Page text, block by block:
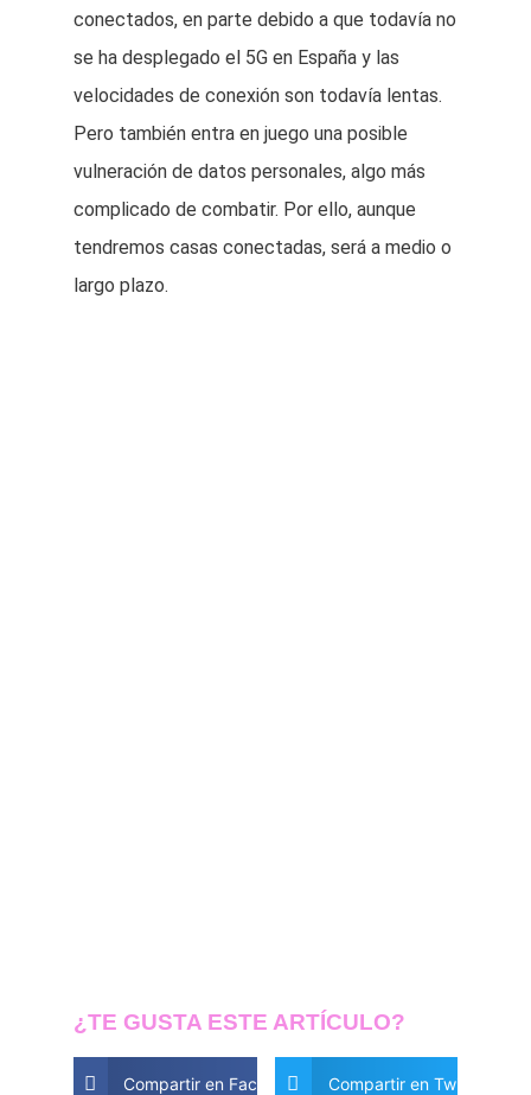
conectados, en parte debido a que todavía no
se ha desplegado el 5G en España y las
velocidades de conexión son todavía lentas.
Pero también entra en juego una posible
vulneración de datos personales, algo más
complicado de combatir. Por ello, aunque
tendremos casas conectadas, será a medio o
largo plazo.
¿TE GUSTA ESTE ARTÍCULO?
Compartir en Facebook Compartir en Twitter